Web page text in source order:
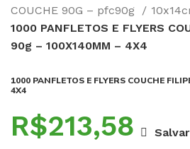
COUCHE 90G – pfc90g
1000 PANFLETOS E FLYERS
90g – 100X140MM – 4X4
1000 PANFLETOS E FLYERS COUCHE
4X4
R$ Salvar